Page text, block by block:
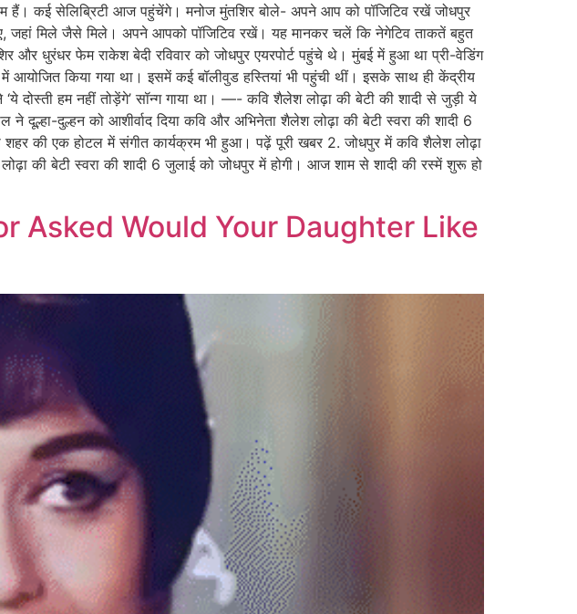
हैं। कई सेलिब्रिटी आज पहुंचेंगे। मनोज मुंतशिर बोले- अपने आप को पॉजिटिव रखें जोधपुर
जहां मिले जैसे मिले। अपने आपको पॉजिटिव रखें। यह मानकर चलें कि नेगेटिव ताकतें बहुत
और धुरंधर फेम राकेश बेदी रविवार को जोधपुर एयरपोर्ट पहुंचे थे। मुंबई में हुआ था प्री-वेडिंग
किया गया था। इसमें कई बॉलीवुड हस्तियां भी पहुंची थीं। इसके साथ ही केंद्रीय
दोस्ती हम नहीं तोड़ेंगे’ सॉन्ग गाया था। —- कवि शैलेश लोढ़ा की बेटी की शादी से जुड़ी ये
दुल्हन को आशीर्वाद दिया कवि और अभिनेता शैलेश लोढ़ा की बेटी स्वरा की शादी 6
की एक होटल में संगीत कार्यक्रम भी हुआ। पढ़ें पूरी खबर 2. जोधपुर में कवि शैलेश लोढ़ा
की बेटी स्वरा की शादी 6 जुलाई को जोधपुर में होगी। आज शाम से शादी की रस्में शुरू हो
Asked Would Your Daughter Like